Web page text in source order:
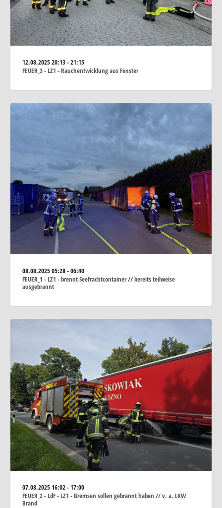
12.08.202520:13 - 21:15
FEUER_3 - LZ1 - Rauchentwicklung aus Fenster
08.08.202505:28 - 06:40
FEUER_1 - LZ1 - brennt Seefrachtcontainer // bereits teilweise
ausgebrannt
07.08.202516:02 - 17:00
FEUER_2 - LdF - LZ1 - Bremsen sollen gebrannt haben // v. a. LKW
Brand